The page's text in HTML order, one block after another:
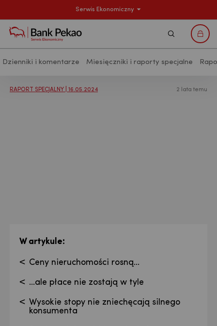
Serwis Ekonomiczny
Dzienniki i komentarze Miesięczniki i raporty specjalne
Szukaj
Analizy makroekonomiczne -
RAPORT SPECJALNY | 16.05.2024 2 lata temu
W artykule:
Ceny nieruchomości rosną...
...ale płace nie zostają w tyle
Wysokie stopy nie zniechęcają silnego
konsumenta